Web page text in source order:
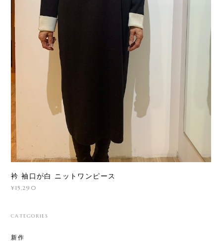
衿 袖口が白 ニットワンピース
¥15,290
CATEGORIES
新作